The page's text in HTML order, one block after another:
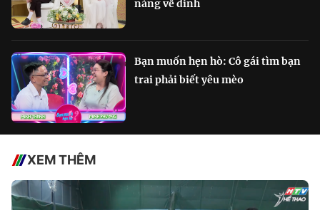
nàng về dinh
Bạn muốn hẹn hò: Cô gái tìm bạn
trai phải biết yêu mèo
XEM THÊM